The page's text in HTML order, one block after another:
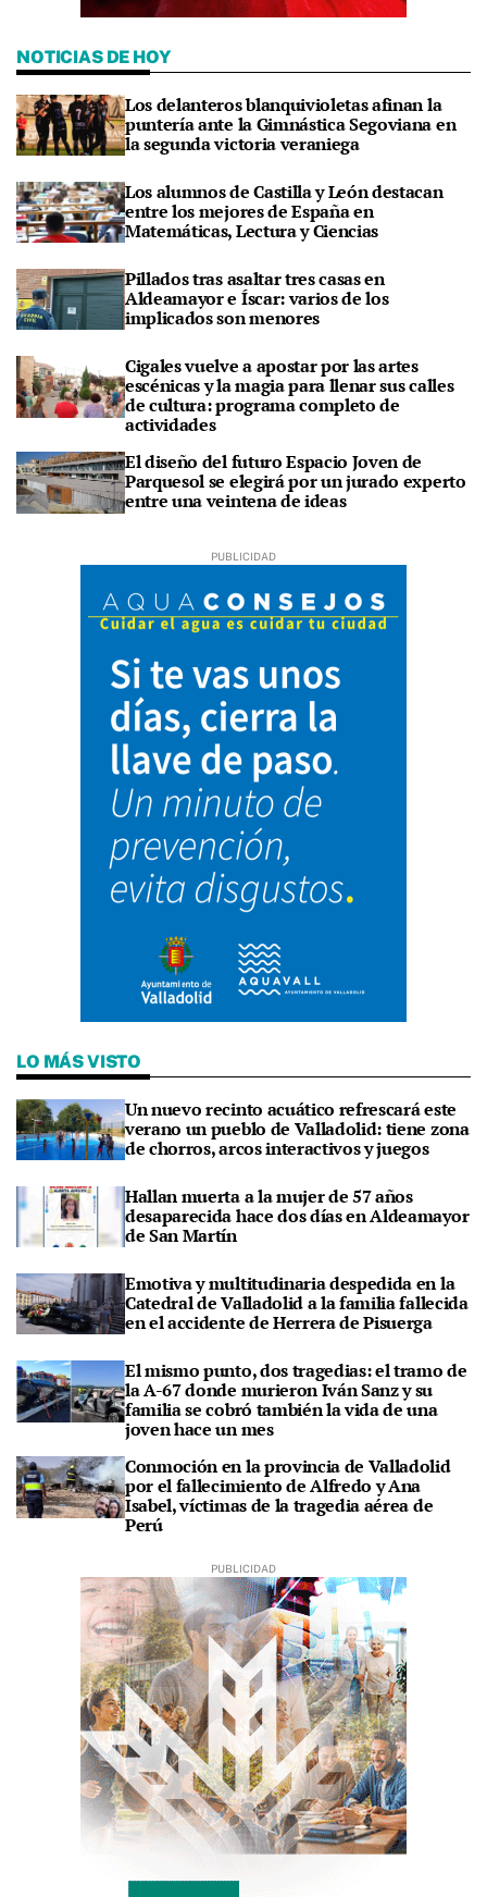
NOTICIAS DE HOY
Los delanteros blanquivioletas afinan la
puntería ante la Gimnástica Segoviana en
la segunda victoria veraniega
Los alumnos de Castilla y León destacan
entre los mejores de España en
Matemáticas, Lectura y Ciencias
Pillados tras asaltar tres casas en
Aldeamayor e Íscar: varios de los
implicados son menores
Cigales vuelve a apostar por las artes
escénicas y la magia para llenar sus calles
de cultura: programa completo de
actividades
El diseño del futuro Espacio Joven de
Parquesol se elegirá por un jurado experto
entre una veintena de ideas
LO MÁS VISTO
Un nuevo recinto acuático refrescará este
verano un pueblo de Valladolid: tiene zona
de chorros, arcos interactivos y juegos
Hallan muerta a la mujer de 57 años
desaparecida hace dos días en Aldeamayor
de San Martín
Emotiva y multitudinaria despedida en la
Catedral de Valladolid a la familia fallecida
en el accidente de Herrera de Pisuerga
El mismo punto, dos tragedias: el tramo de
la A-67 donde murieron Iván Sanz y su
familia se cobró también la vida de una
joven hace un mes
Conmoción en la provincia de Valladolid
por el fallecimiento de Alfredo y Ana
Isabel, víctimas de la tragedia aérea de
Perú